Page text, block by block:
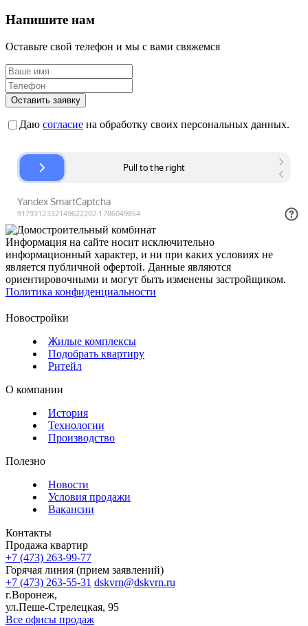
Напишите нам
Оставьте свой телефон и мы с вами свяжемся
Оставить заявку
Даю согласие на обработку своих персональных данных.
Информация на сайте носит исключительно
информационный характер, и ни при каких условиях не
является публичной офертой. Данные являются
ориентировочными и могут быть изменены застройщиком.
Политика конфиденциальности
Новостройки
Жилые комплексы
Подобрать квартиру
Ритейл
О компании
История
Технологии
Производство
Полезно
Новости
Условия продажи
Вакансии
Контакты
Продажа квартир
+7 (473) 263-99-77
Горячая линия (прием заявлений)
+7 (473) 263-55-31 dskvrn@dskvrn.ru
г.Воронеж,
ул.Пеше-Стрелецкая, 95
Все офисы продаж